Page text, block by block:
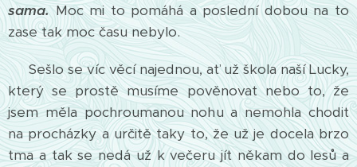
sama.Moc mi to pomáhá a poslední dobou na to
zase tak moc času nebylo.
Sešlo se víc věcí najednou, ať už škola naší Lucky,
který se prostě musíme pověnovat nebo to, že
jsem měla pochroumanou nohu a nemohla chodit
na procházky a určitě taky to, že už je docela brzo
tma a tak se nedá už k večeru jít někam do lesů a